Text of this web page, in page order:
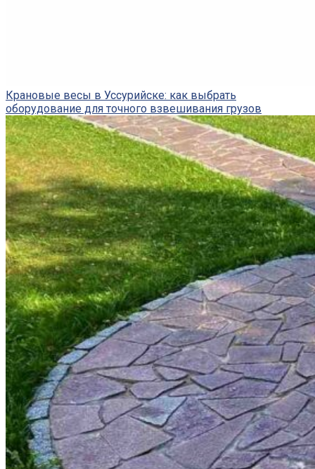
Крановые весы в Уссурийске: как выбрать
оборудование для точного взвешивания грузов